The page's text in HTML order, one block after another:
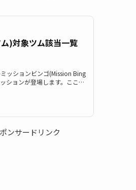
)対象ツム該当一覧
ッションビンゴ(Mission Bing
ションが登場します。ここで
ツム(紫色のツム)としてカウン
ンサードリンク